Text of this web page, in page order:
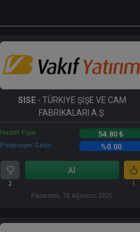
SISE- TÜRKİYE ŞİŞE VE CAM
FABRİKALARI A.Ş.
Hedef Fiyat 54.80 ₺
Potansiyel Getiri %0.00
2
Al
1
Pazartesi, 18 Ağustos 2025